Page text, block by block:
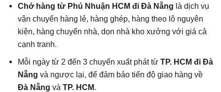
Chở hàng từ Phú Nhuận HCM đi Đà Nẵng là dịch vụ
vận chuyển hàng lẻ, hàng ghép, hàng theo lô nguyên
kiện, hàng chuyển nhà, dọn nhà kho xưởng với giá cả
cạnh tranh.
Mỗi ngày từ 2 đến 3 chuyến xuất phát từTP. HCM đi Đà
Nẵng và ngược lại, để đảm bảo tiến độ giao hàng về
Đà Nẵng vàTP. HCM.